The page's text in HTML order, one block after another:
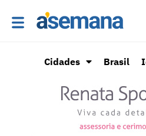
Cidades Brasil